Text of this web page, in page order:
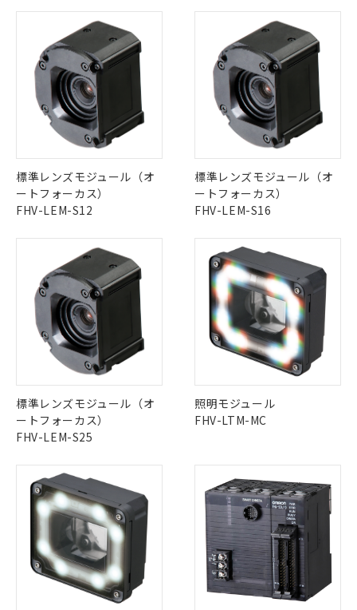
"対応済み"や非含有の記載がされた商品であっても、流通
在庫等で未対応品が混在する可能性があります。
非含有品が必要な際は、弊社営業部門もしくは販売店へお
問い合わせください。
この製品のRoHS/REACH対応状況ページへ
標準レンズモジュール（オ
ートフォーカス）
FHV-LEM-S12
標準レンズモジュール（オ
ートフォーカス）
FHV-LEM-S16
標準レンズモジュール（オ
ートフォーカス）
FHV-LEM-S25
照明モジュール
FHV-LTM-MC